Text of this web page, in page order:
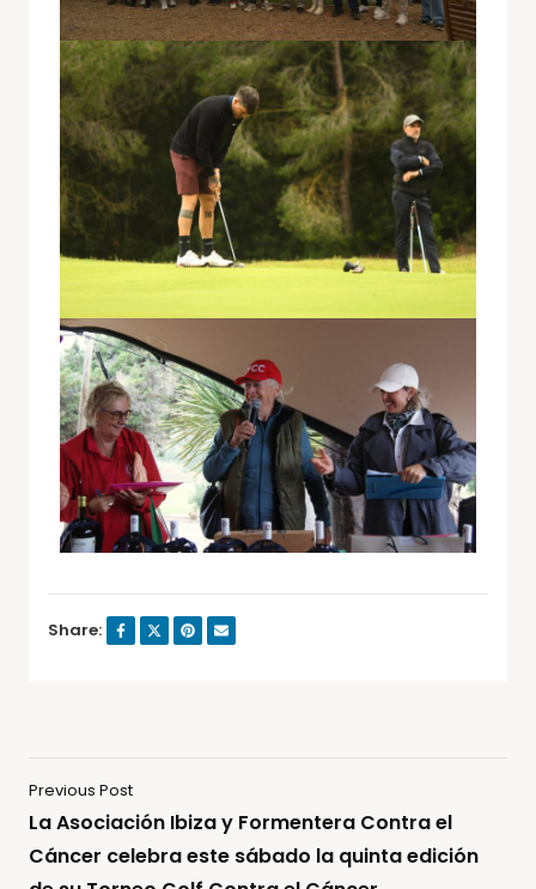
Share:
Previous Post
La Asociación Ibiza y Formentera Contra el
Cáncer celebra este sábado la quinta edición